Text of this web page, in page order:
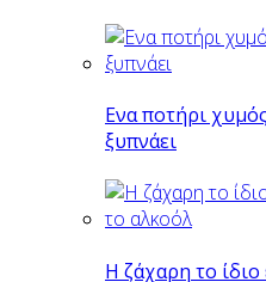
Eνα ποτήρι
ξυπνάει
Η ζάχαρη το ίδιο